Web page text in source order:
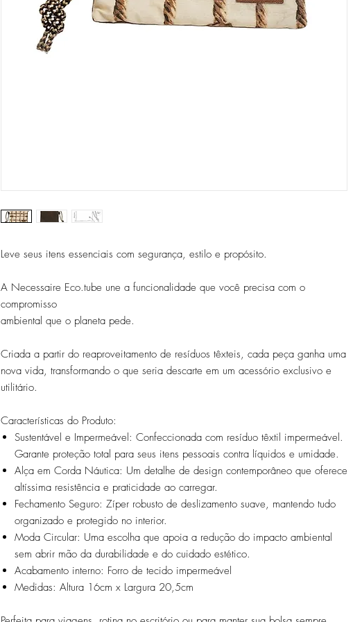
Leve seus itens essenciais com segurança, estilo e propósito.
A Necessaire Eco.tube une a funcionalidade que você precisa com o
compromisso
ambiental que o planeta pede.
Criada a partir do reaproveitamento de resíduos têxteis, cada peça ganha uma
nova vida, transformando o que seria descarte em um acessório exclusivo e
utilitário.
Características do Produto:
Sustentável e Impermeável: Confeccionada com resíduo têxtil impermeável.
Garante proteção total para seus itens pessoais contra líquidos e umidade.
Alça em Corda Náutica: Um detalhe de design contemporâneo que oferece
altíssima resistência e praticidade ao carregar.
Fechamento Seguro: Zíper robusto de deslizamento suave, mantendo tudo
organizado e protegido no interior.
Moda Circular: Uma escolha que apoia a redução do impacto ambiental
sem abrir mão da durabilidade e do cuidado estético.
Acabamento interno: Forro de tecido impermeável
Medidas: Altura 16cm x Largura 20,5cm